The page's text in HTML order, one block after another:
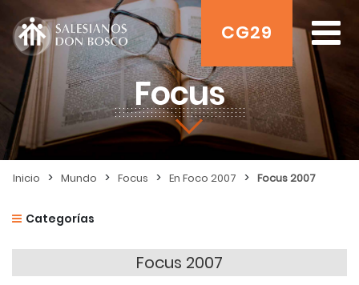
CG29
Focus
Inicio > Mundo > Focus > En Foco 2007 > Focus 2007
Categorías
Focus 2007